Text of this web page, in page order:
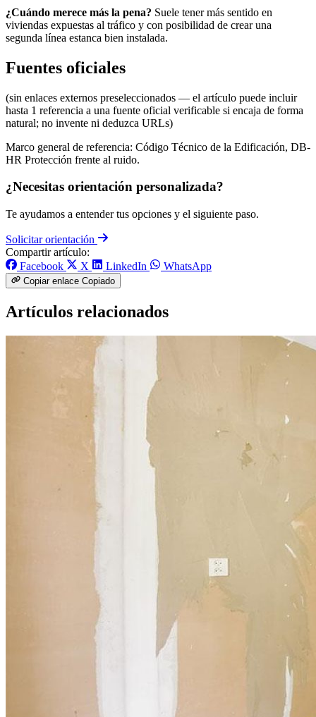
¿Cuándo merece más la pena? Suele tener más sentido en
viviendas expuestas al tráfico y con posibilidad de crear una
segunda línea estanca bien instalada.
Fuentes oficiales
(sin enlaces externos preseleccionados — el artículo puede incluir
hasta 1 referencia a una fuente oficial verificable si encaja de forma
natural; no invente ni deduzca URLs)
Marco general de referencia: Código Técnico de la Edificación, DB-
HR Protección frente al ruido.
¿Necesitas orientación personalizada?
Te ayudamos a entender tus opciones y el siguiente paso.
Solicitar orientación
Compartir artículo:
Facebook
X LinkedIn WhatsApp
Copiar enlace Copiado
Artículos relacionados